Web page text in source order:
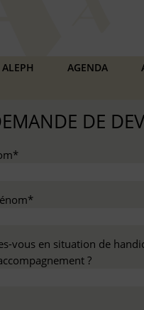
ALEPH AGENDA
DE
vous en situation de
?